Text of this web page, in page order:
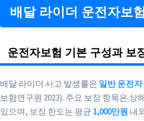
배달 라이더 운전자보
운전자보험 기본 구성과 보
배달 라이더 사고 발생률은 일반 운전자
보험연구원 2023). 주요 보장 항목은 상
있으며, 보장 한도는 평균 1,000만원 내